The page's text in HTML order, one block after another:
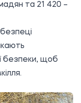
та 21 420 –
безпеки, щоб